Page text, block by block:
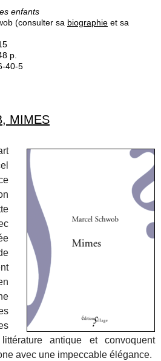
enfants
(consulter sa biographie et sa
p.
40-5
MIMES
antique et convoquent
avec une impeccable élégance.